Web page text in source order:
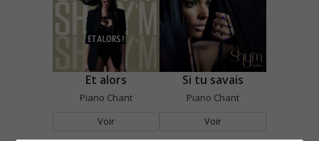
Et alors
Piano Chant
Voir
Si tu savais
Piano Chant
Voir